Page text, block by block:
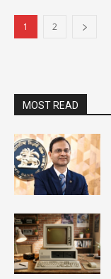
1 2
MOST READ